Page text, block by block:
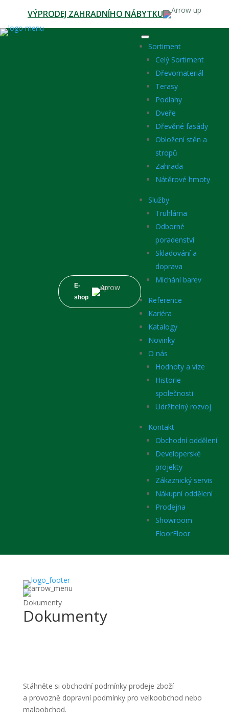
VÝPRODEJ ZAHRADNÍHO NÁBYTKU
E-
shop
Sortiment
Celý Sortiment
Dřevomateriál
Terasy
Podlahy
Dveře
Dřevěné fasády
Obložení stěn a
stropů
Zahrada
Nátěrové hmoty
Služby
Truhlárna
Odborné
poradenství
Skladování a
doprava
Míchání barev
Reference
Kariéra
Katalogy
Novinky
O nás
Hodnoty a vize
Historie
společnosti
Udržitelný rozvoj
Kontakt
Obchodní oddělení
Developerské
projekty
Zákaznický servis
Nákupní oddělení
Prodejna
Showroom
FloorFloor
Dokumenty
Dokumenty
Stáhněte si obchodní podmínky prodeje zboží
a provozně dopravní podmínky pro velkoobchod nebo
maloobchod.